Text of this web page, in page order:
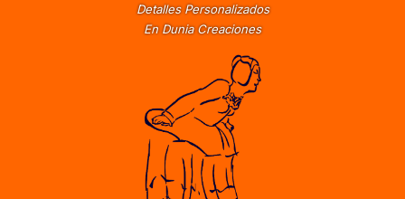
Detalles Personalizados
En Dunia Creaciones